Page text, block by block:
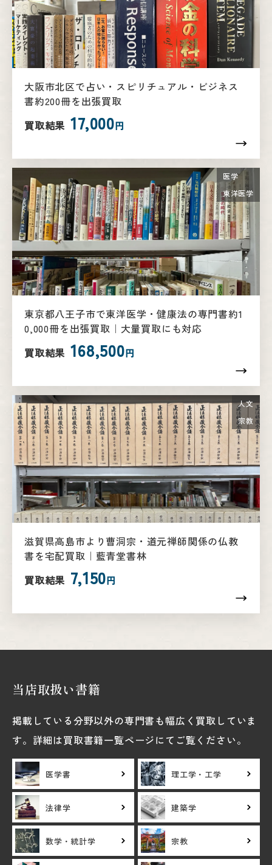
大阪市北区で占い・スピリチュアル・ビジネス
書約200冊を出張買取
買取結果 17,000円
医学
東洋医学
東京都八王子市で東洋医学・健康法の専門書約1
0,000冊を出張買取｜大量買取にも対応
買取結果 168,500円
人文
宗教
滋賀県高島市より曹洞宗・道元禅師関係の仏教
書を宅配買取｜藍青堂書林
買取結果 7,150円
当店取扱い書籍
掲載している分野以外の専門書も幅広く買取していま
す。詳細は買取書籍一覧ページにてご覧ください。
医学書 理工学・工学
法律学 建築学
数学・統計学 宗教